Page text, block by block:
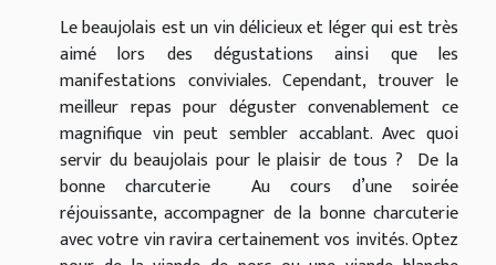
Le beaujolais est un vin délicieux et léger qui est très
aimé lors des dégustations ainsi que les
manifestations conviviales. Cependant, trouver le
meilleur repas pour déguster convenablement ce
magnifique vin peut sembler accablant. Avec quoi
servir du beaujolais pour le plaisir de tous ? De la
bonne charcuterie Au cours d’une soirée
réjouissante, accompagner de la bonne charcuterie
avec votre vin ravira certainement vos invités. Optez